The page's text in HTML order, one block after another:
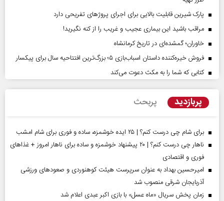
پارک شیرین قابلیت‌ بالایی برای اجرای پروژهای تفریحی دارد
مراقب باشید این بیماری عجیب و غریب را از کنه نگیرید!
خاوران؛ گمشده‌ای در تاریخ کرمانشاه
فروش خیره‌کننده داستان اسباب‌بازی ۵؛ بزرگ‌ترین افتتاحیه سال برای پیکسار
کتابی که شما را به مکث دعوت می‌کند
پربازدید پربحث
برای شام چی درست کنم؟ | ۲۵ ایده خوشمزه، ساده و فوری برای شام امشب
ناهار چی درست کنم؟ | ۲۰ پیشنهاد خوشمزه و ساده برای ناهار امروز + غذاهای
فوری و اقتصادی
امیرحسین بهداد به عنوان سرپرست هیئت کوهنوردی و صعودهای ورزشی
آذربایجان شرقی منصوب شد
زمان پخش سریال «ماه عسل» با بازی اکبر عبدی اعلام شد